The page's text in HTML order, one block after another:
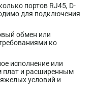
портов RJ45, D-
для подключения
обмен или
ко
исполнение или
и расширенным
условий и